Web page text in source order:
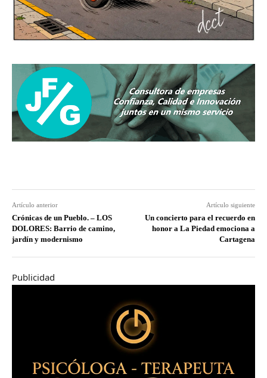
Artículo anterior
Crónicas de un Pueblo. – LOS
DOLORES: Barrio de camino,
jardín y modernismo
Artículo siguiente
Un concierto para el recuerdo en
honor a La Piedad emociona a
Cartagena
Publicidad